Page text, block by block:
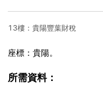
13樓：貴陽豐葉財稅
座標：貴陽。
所需資料：